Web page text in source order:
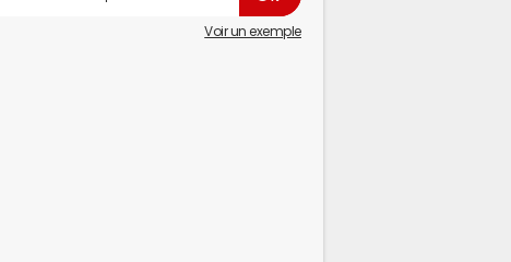
Voir un exemple